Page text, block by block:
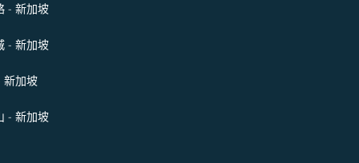
- 新加坡
- 新加坡
新加坡
- 新加坡